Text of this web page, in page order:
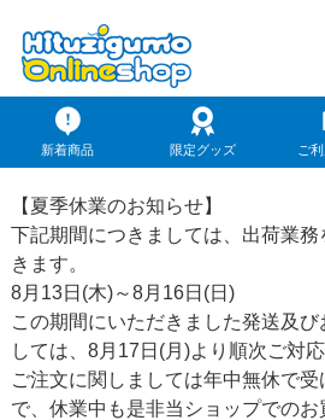
新着商品 限定グッズ ご
【夏季休業のお知らせ】
下記期間につきましては、出荷業
きます。
8月13日(木)～8月16日(日)
この期間にいただきました発送及び
しては、8月17日(月)より順次ご対
ご注文に関しましては年中無休で
で、休業中も是非当ショップでの